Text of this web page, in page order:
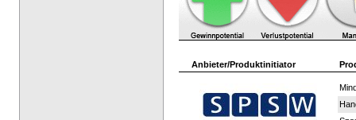
Anbieter/Produktinitiator